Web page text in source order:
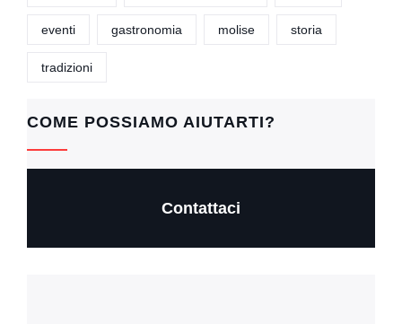
b
o
k
A
Li
eventi gastronomia molise storia
tradizioni
COME POSSIAMO AIUTARTI?
Contattaci